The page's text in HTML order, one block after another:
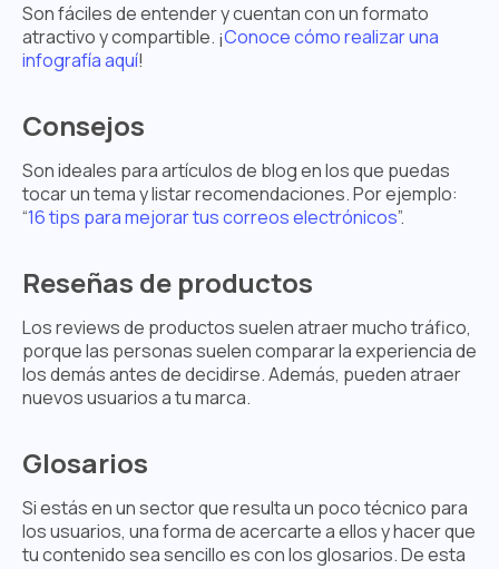
Son fáciles de entender y cuentan con un formato
atractivo y compartible. ¡Conoce cómo realizar una
infografía aquí!
Consejos
Son ideales para artículos de blog en los que puedas
tocar un tema y listar recomendaciones. Por ejemplo:
“16 tips para mejorar tus correos electrónicos”.
Reseñas de productos
Los reviews de productos suelen atraer mucho tráfico,
porque las personas suelen comparar la experiencia de
los demás antes de decidirse. Además, pueden atraer
nuevos usuarios a tu marca.
Glosarios
Si estás en un sector que resulta un poco técnico para
los usuarios, una forma de acercarte a ellos y hacer que
tu contenido sea sencillo es con los glosarios. De esta